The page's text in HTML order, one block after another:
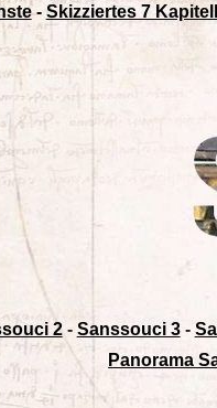
- Skizziertes 7
2- Sanssouci 3-
Panorama